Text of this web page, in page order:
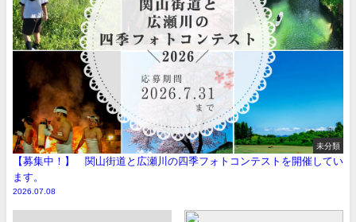
未分類
【募集中！】 関山街道と広瀬川の四季フォトコンテストを開催してい
ます。
2026.07.08